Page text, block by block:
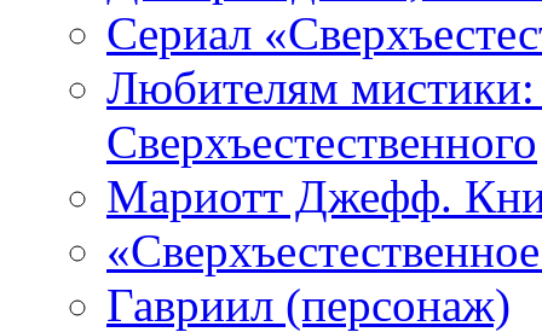
Сериал
Любителям
Сверхъестественного
Мариотт Джефф.
Гавриил (персонаж)